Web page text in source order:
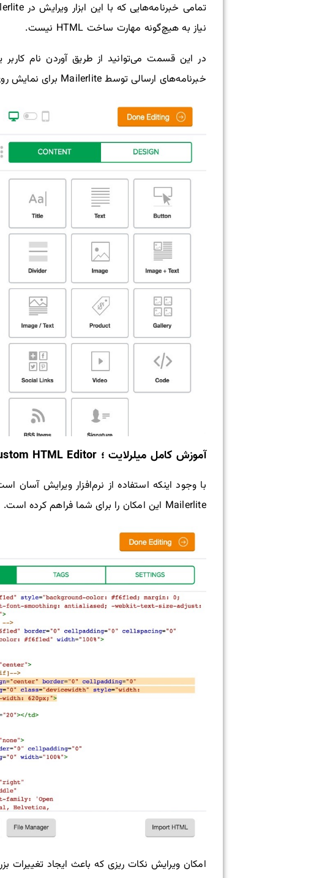
نیاز به هیچ‌گونه مهارت ساخت HTML نیست.
در این قسمت می‌توانید از طریق آوردن نام
خبرنامه‌های ارسالی توسط Mailerlite برای نمایش روی دستگاه‌های موبایل مناسب هستند.
آموزش کامل میلرلایت ؛ Custom HTML Editor
Mailerlite این امکان را برای شما فراهم کرده است.